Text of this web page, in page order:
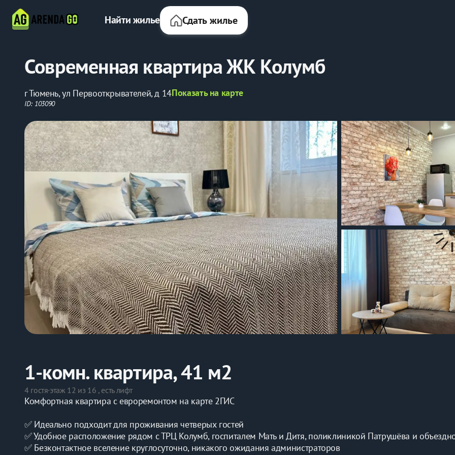
Найти жилье Сдать жилье
Современная квартира ЖК Колумб
г Тюмень, ул Первооткрывателей, д 14Показать на карте
ID: 103090
1-комн. квартира, 41 м2
4 гостя·этаж 12 из 16 , есть лифт
Комфортная квартира с евроремонтом на карте 2ГИС
✅ Идеально подходит для проживания четверых гостей
✅ Удобное расположение рядом с ТРЦ Колумб, госпиталем Мать и Дитя, поликлиникой Патрушёва и
✅ Безконтактное вселение круглосуточно, никакого ожидания администраторов